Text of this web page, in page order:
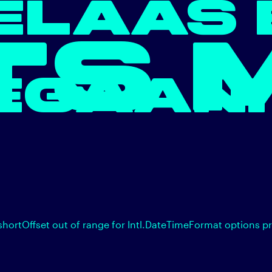
out of range for Intl.DateTimeFormat options